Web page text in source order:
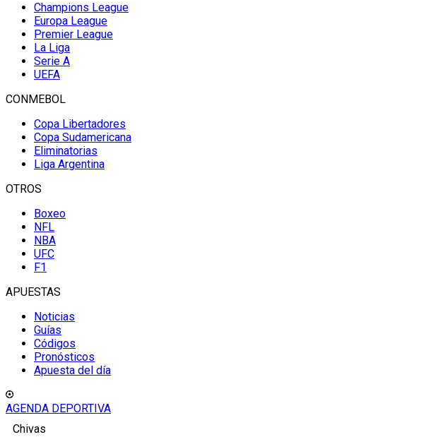
Champions League
Europa League
Premier League
La Liga
Serie A
UEFA
CONMEBOL
Copa Libertadores
Copa Sudamericana
Eliminatorias
Liga Argentina
OTROS
Boxeo
NFL
NBA
UFC
F1
APUESTAS
Noticias
Guías
Códigos
Pronósticos
Apuesta del día
AGENDA DEPORTIVA
Chivas